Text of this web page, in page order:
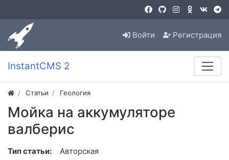
Войти Регистрация
InstantCMS 2
Статьи Геология
Мойка на аккумуляторе
валберис
Тип статьи: Авторская